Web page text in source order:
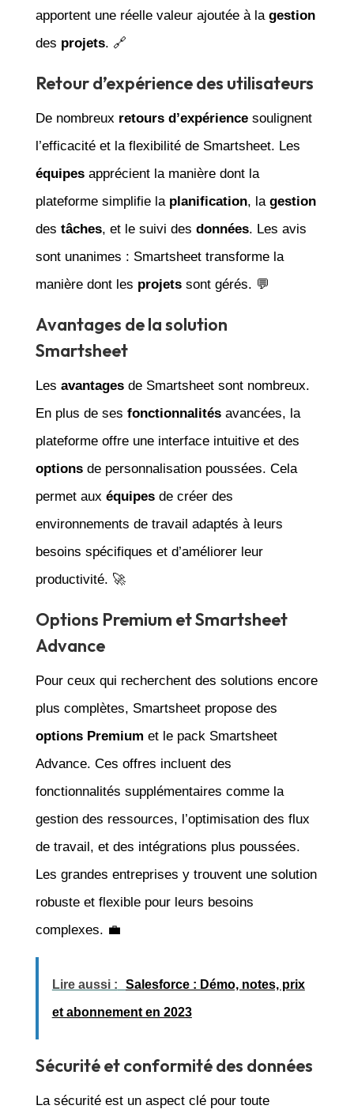
apportent une réelle valeur ajoutée à la gestion
des projets. 🔗
Retour d’expérience des utilisateurs
De nombreux retours d’expériencesoulignent
l’efficacité et la flexibilité de Smartsheet. Les
équipesapprécient la manière dont la
plateforme simplifie la planification, la gestion
des tâches, et le suivi des données. Les avis
sont unanimes : Smartsheet transforme la
manière dont les projetssont gérés. 💬
Avantages de la solution
Smartsheet
Les avantagesde Smartsheet sont nombreux.
En plus de ses fonctionnalitésavancées, la
plateforme offre une interface intuitive et des
optionsde personnalisation poussées. Cela
permet aux équipesde créer des
environnements de travail adaptés à leurs
besoins spécifiques et d’améliorer leur
productivité. 🚀
Options Premium et Smartsheet
Advance
Pour ceux qui recherchent des solutions encore
plus complètes, Smartsheet propose des
options Premium et le pack Smartsheet
Advance. Ces offres incluent des
fonctionnalités supplémentaires comme la
gestion des ressources, l’optimisation des flux
de travail, et des intégrations plus poussées.
Les grandes entreprises y trouvent une solution
robuste et flexible pour leurs besoins
complexes. 💼
Lire aussi : Salesforce : Démo, notes, prix
et abonnement en 2023
Sécurité et conformité des données
La sécurité est un aspect clé pour toute